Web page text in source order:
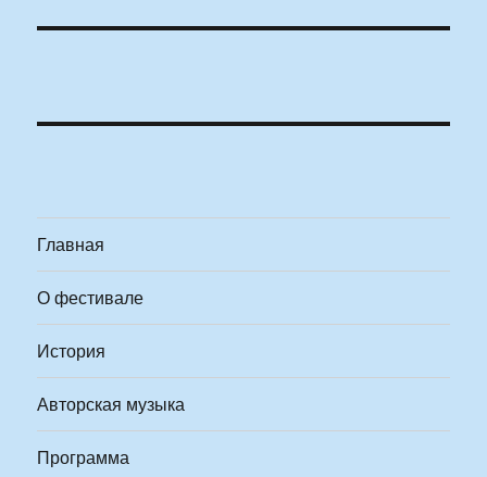
Главная
О фестивале
История
Авторская музыка
Программа